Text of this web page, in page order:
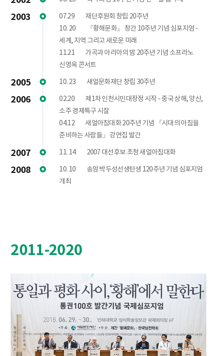
2003 07.29
재단후원회 창립 20주년
10. 20
『황해문화』 창간 10주년 기념 심포지엄 -
세계, 지역 그리고 새로운 미래
11.21
가곡과 아리아의 밤 20주년 기념 소프라노
신영옥 콘서트
2005 10. 23 새얼문화재단 창립 30주년
2006 02.20
제1차 인천시민대장정 시작 - 중국 상해, 양산,
소주 경제특구 시찰
04.12
새얼아침대화 20주년 기념 『시대의 아침을
준비하는 사람들』 강연집 발간
2007 11. 14 2007 대선후보 초청 새얼아침대화
2008 10. 10
송암 박두성선생탄생 120주년 기념 심포지엄
개최
2011-2020